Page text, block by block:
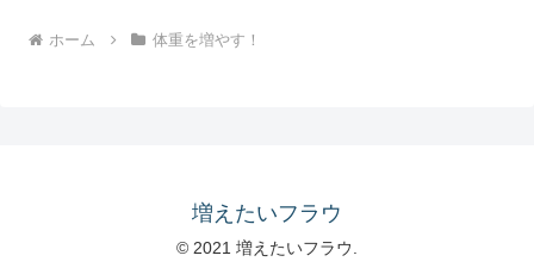
ホーム 体重を増やす！
増えたいフラウ
© 2021 増えたいフラウ.